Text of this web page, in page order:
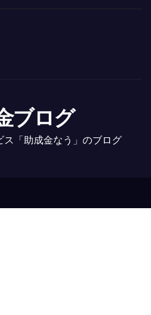
ブログ
ス「助成金なう」のブログ